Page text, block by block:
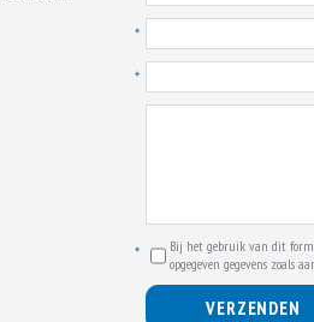
Bij het gebruik van dit
opgegeven gegevens zoals
VERZENDEN